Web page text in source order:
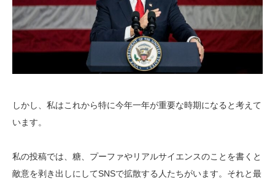
しかし、私はこれから特に今年一年が重要な時期になると考えて
います。
私の投稿では、糖、プーファやリアルサイエンスのことを書くと
敵意を剥き出しにしてSNSで拡散する人たちがいます。それと最